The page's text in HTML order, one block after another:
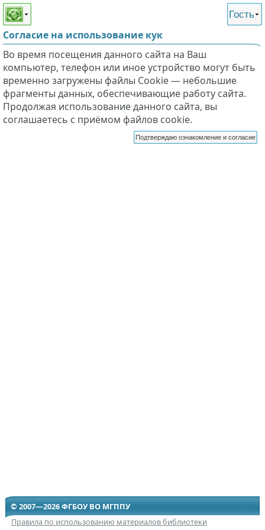
Этот сайт поддерживает
слабовидящих
Гость
Согласие на использование кук
Во время посещения данного сайта на Ваш
компьютер, телефон или иное устройство могут быть
временно загружены файлы Cookie — небольшие
фрагменты данных, обеспечивающие работу сайта.
Продолжая использование данного сайта, вы
соглашаетесь с приёмом файлов cookie.
Подтверждаю ознакомление и согласие
© 2007—2026 ФГБОУ ВО МГППУ
Правила по использованию материалов библиотеки